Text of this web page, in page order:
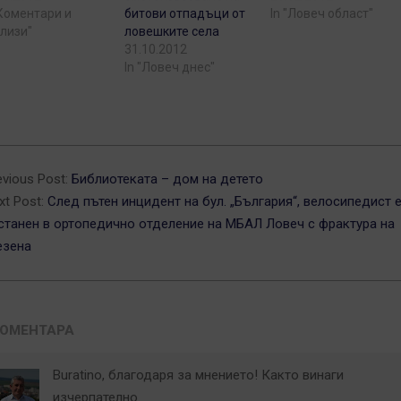
и
битови отпадъци от
ловешките села
31.10.2012
In "Ловеч днес"
In "Ловеч област"
Post: Библиотеката – дом на детето
Post: След пътен инцидент на бул. „България“, велосипедист е
в ортопедично отделение на МБАЛ Ловеч с фрактура на
Buratino, благодаря за мнението! Както винаги
изчерпателно.